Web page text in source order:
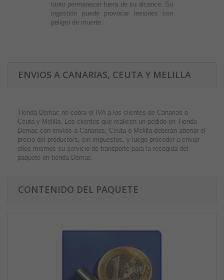
tanto permanecer fuera de su alcance. Su
ingestión puede provocar lesiones con
peligro de muerte.
ENVIOS A CANARIAS, CEUTA Y MELILLA
Tienda Demac no cobra el IVA a los clientes de Canarias o
Ceuta y Melilla. Los clientes que realicen un pedido en Tienda
Demac con envíos a Canarias, Ceuta o Melilla deberán abonar el
precio del producto/s, sin impuestos, y luego proceder a enviar
ellos mismos su servicio de transporte para la recogida del
paquete en tienda Demac.
CONTENIDO DEL PAQUETE